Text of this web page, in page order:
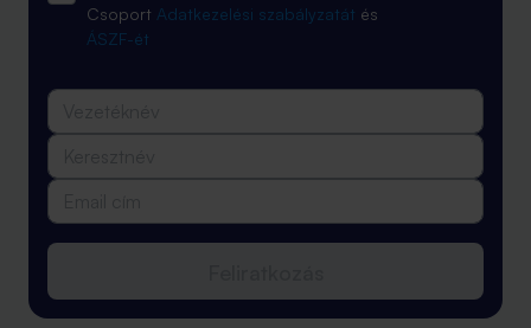
Csoport Adatkezelési szabályzatát és
ÁSZF-ét